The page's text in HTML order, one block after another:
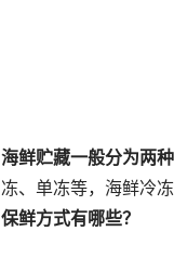
海鲜贮藏一般分为两种
冻、单冻等，海鲜冷
保鲜方式有哪些？